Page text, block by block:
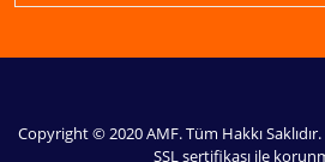
Copyright © 2020 AMF. Tüm Hakkı
SSL sertifikası ile